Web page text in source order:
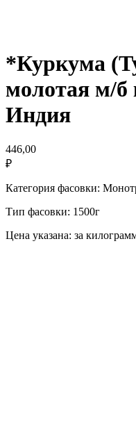
*Куркума
молотая м/б
Индия
446,00
₽
Категория фасовки:
Тип фасовки: 1500г
Цена указана: за